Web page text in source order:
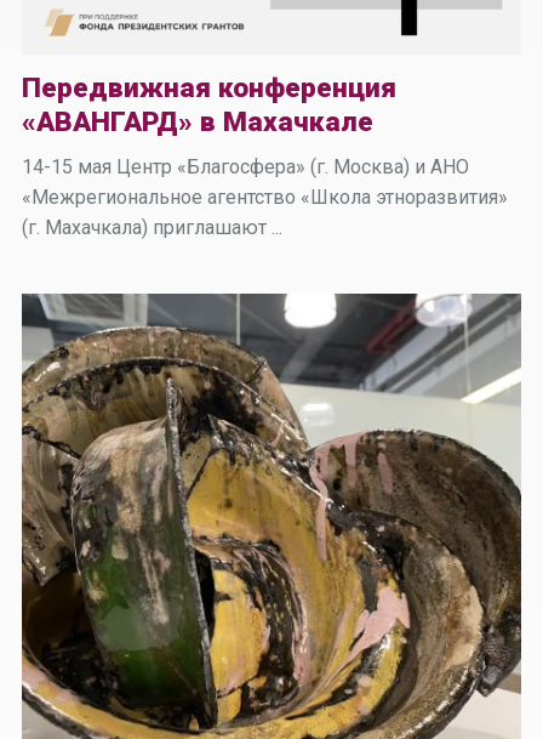
Передвижная конференция
«АВАНГАРД» в Махачкале
14-15 мая Центр «Благосфера» (г. Москва) и АНО
«Межрегиональное агентство «Школа этноразвития»
(г. Махачкала) приглашают ...